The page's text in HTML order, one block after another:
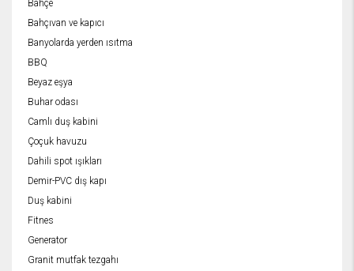
Bahçe
Bahçıvan ve kapıcı
Banyolarda yerden ısıtma
BBQ
Beyaz eşya
Buhar odası
Camlı duş kabini
Çoçuk havuzu
Dahili spot ışıkları
Demir-PVC dış kapı
Duş kabini
Fitnes
Generator
Granit mutfak tezgahı